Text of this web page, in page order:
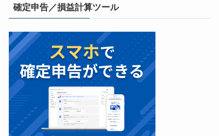
確定申告／損益計算ツール